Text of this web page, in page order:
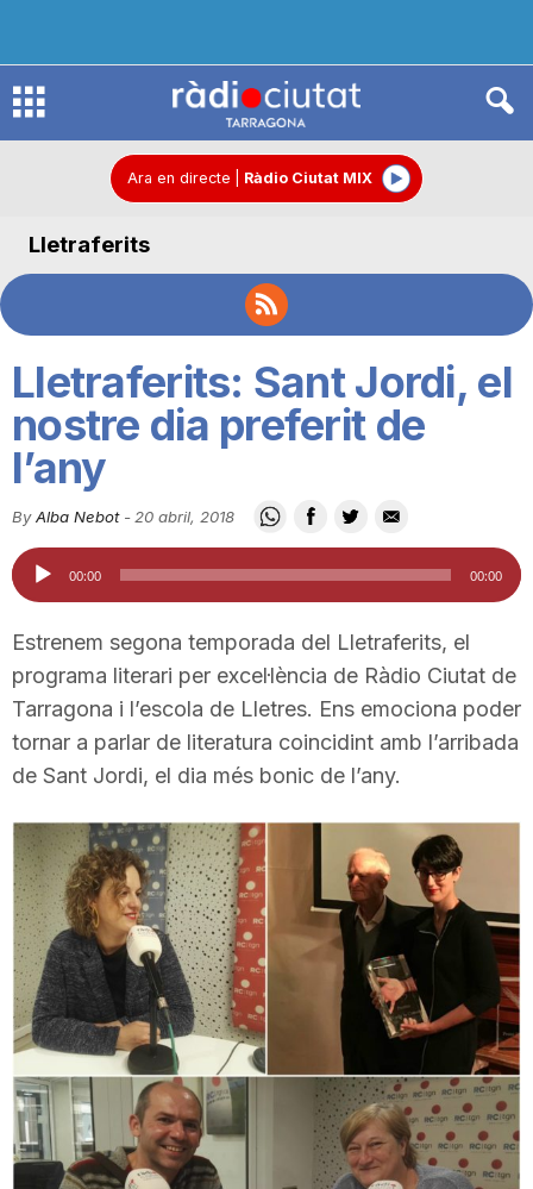
R
d
C
u
t
a
t
d
e
T
a
Ara en directe Ràdio Ciutat MIX
Lletraferits
Lletraferits: Sant Jordi, el
nostre dia preferit de
l’any
By Alba Nebot- 20 abril, 2018
Reproductor
d'àudio
00:00 00:00
Estrenem segona temporada del Lletraferits, el
programa literari per excel·lència de Ràdio Ciutat de
Tarragona i l’escola de Lletres. Ens emociona poder
tornar a parlar de literatura coincidint amb l’arribada
de Sant Jordi, el dia més bonic de l’any.